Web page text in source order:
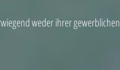
weder ihrer